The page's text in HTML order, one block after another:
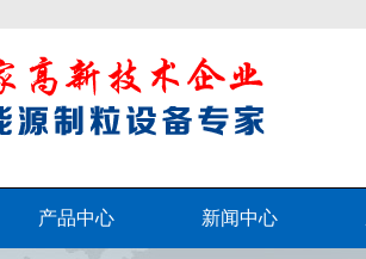
产品中心 新闻中心